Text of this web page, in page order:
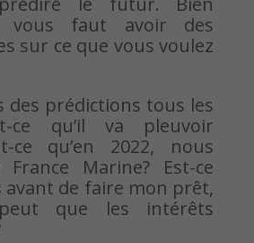
vous faut avoir des
sur ce que vous voulez
des prédictions tous les
qu’il va pleuvoir
ce qu’en 2022, nous
Marine? Est-ce
avant de faire mon prêt,
que les intérêts